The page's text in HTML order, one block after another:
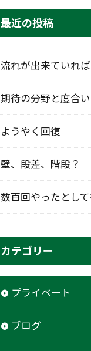
最近の投稿
流れが出来ていれば
期待の分野と度合い
ようやく回復
壁、段差、階段？
数百回やったとして
カテゴリー
プライベート
ブログ